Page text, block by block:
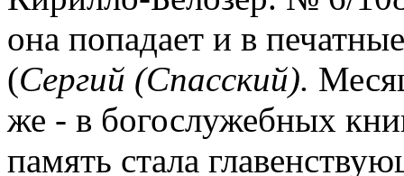
она попадает и в
(Сергий (Спасский).
же - в богослужебных
память стала